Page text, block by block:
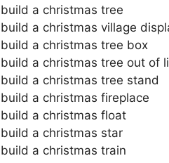
build a christmas tree
build a christmas village
build a christmas tree box
build a christmas tree out of
build a christmas tree stand
build a christmas fireplace
build a christmas float
build a christmas star
build a christmas train